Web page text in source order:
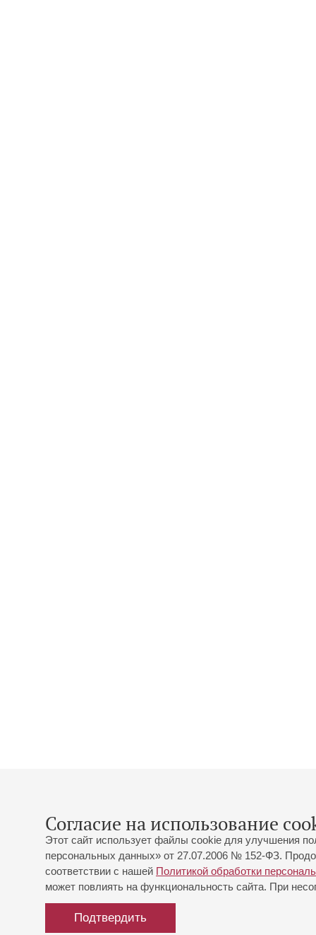
Согласие на использование
Этот сайт использует файлы cookie для улучшения
персональных данных» от 27.07.2006 № 152-ФЗ.
соответствии с нашей Политикой обработки
может повлиять на функциональность сайта. При
Подтвердить